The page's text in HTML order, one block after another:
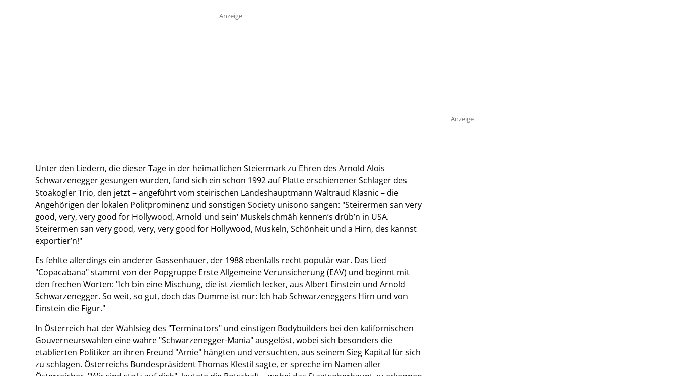
Anzeige
Unter den Liedern, die dieser Tage in der heimatlichen Steiermark zu Ehren des Arnold Alois
Schwarzenegger gesungen wurden, fand sich ein schon 1992 auf Platte erschienener Schlager des
Stoakogler Trio, den jetzt – angeführt vom steirischen Landeshauptmann Waltraud Klasnic – die
Angehörigen der lokalen Politprominenz und sonstigen Society unisono sangen: "Steirermen san very
good, very, very good for Hollywood, Arnold und sein‘ Muskelschmäh kennen’s drüb’n in USA.
Steirermen san very good, very, very good for Hollywood, Muskeln, Schönheit und a Hirn, des kannst
exportier’n!"
Es fehlte allerdings ein anderer Gassenhauer, der 1988 ebenfalls recht populär war. Das Lied
"Copacabana" stammt von der Popgruppe Erste Allgemeine Verunsicherung (EAV) und beginnt mit
den frechen Worten: "Ich bin eine Mischung, die ist ziemlich lecker, aus Albert Einstein und Arnold
Schwarzenegger. So weit, so gut, doch das Dumme ist nur: Ich hab Schwarzeneggers Hirn und von
Einstein die Figur."
In Österreich hat der Wahlsieg des "Terminators" und einstigen Bodybuilders bei den kalifornischen
Gouverneurswahlen eine wahre "Schwarzenegger-Mania" ausgelöst, wobei sich besonders die
etablierten Politiker an ihren Freund "Arnie" hängten und versuchten, aus seinem Sieg Kapital für sich
zu schlagen. Österreichs Bundespräsident Thomas Klestil sagte, er spreche im Namen aller
Anzeige